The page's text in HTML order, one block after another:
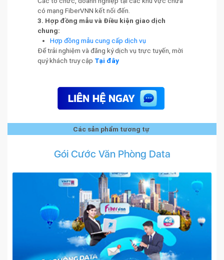
có mạng FiberVNN kết nối đến.
3. Hợp đồng mẫu và Điều kiện giao dịch
chung:
Hợp đồng mẫu cung cấp dịch vụ
Để trải nghiệm và đăng ký dịch vụ trực tuyến, mời
quý khách truy cập Tại đây
Các sản phẩm tương tự
Gói Cước Văn Phòng Data